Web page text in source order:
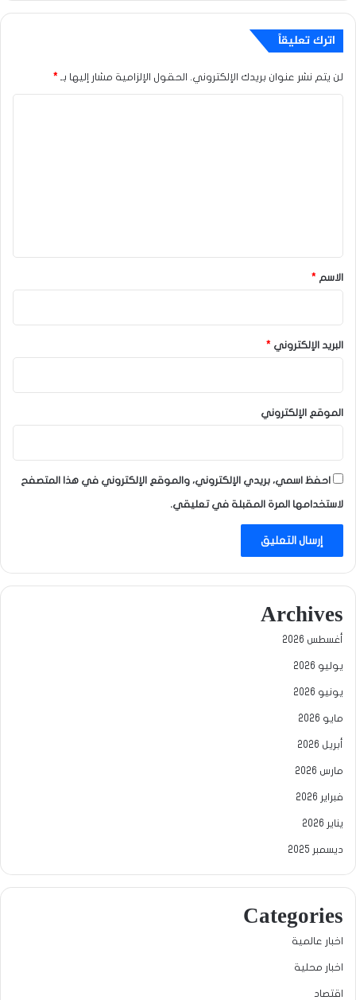
اترك تعليقاً
لن يتم نشر عنوان بريدك الإلكتروني. الحقول الإلزامية مشار إليها بـ *
*
الاسم *
البريد الإلكتروني *
الموقع الإلكتروني
احفظ اسمي، بريدي الإلكتروني، والموقع الإلكتروني في هذا المتصفح
لاستخدامها المرة المقبلة في تعليقي.
Archives
أغسطس 2026
يوليو 2026
يونيو 2026
مايو 2026
أبريل 2026
مارس 2026
فبراير 2026
يناير 2026
ديسمبر 2025
Categories
اخبار عالمية
اخبار محلية
اقتصاد